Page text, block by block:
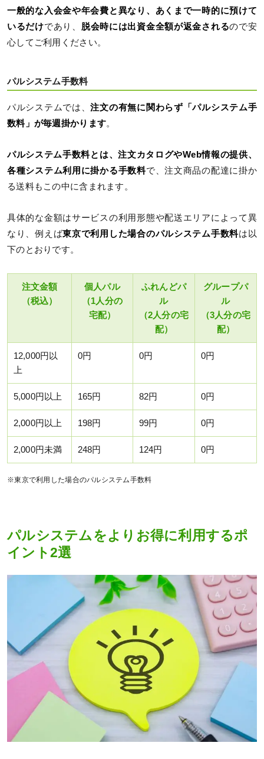
一般的な入会金や年会費と異なり、あくまで一時的に預けて
いるだけであり、 脱会時には出資金全額が返金されるので安
心してご利用ください。
パルシステム手数料
パルシステムでは、注文の有無に関わらず「パルシステム手
数料」が毎週掛かります。
パルシステム手数料とは、注文カタログやWeb情報の提供、
各種システム利用に掛かる手数料で、注文商品の配達に掛か
る送料もこの中に含まれます。
具体的な金額はサービスの利用形態や配送エリアによって異
なり、例えば東京で利用した場合のパルシステム手数料は以
下のとおりです。
注文金額
（税込）
個人パル
（1人分の
宅配）
ふれんどパ
ル
（2人分の宅
配）
グループパ
ル
（3人分の宅
配）
12,000円以
上
0円 0円 0円
5,000円以上 165円 82円 0円
2,000円以上 198円 99円 0円
2,000円未満 248円 124円 0円
※東京で利用した場合のパルシステム手数料
パルシステムをよりお得に利用するポ
イント2選